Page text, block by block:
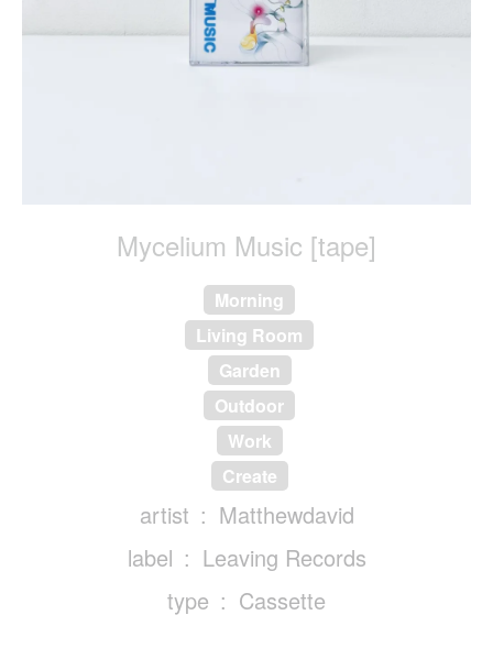
Mycelium Music [tape]
Morning
Living Room
Garden
Outdoor
Work
Create
artist
Matthewdavid
label
Leaving Records
type
Cassette